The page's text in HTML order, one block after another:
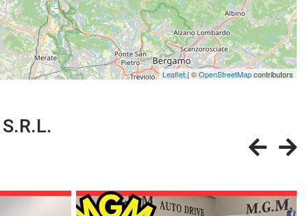
Leaflet| ©OpenStreetMapcontributors